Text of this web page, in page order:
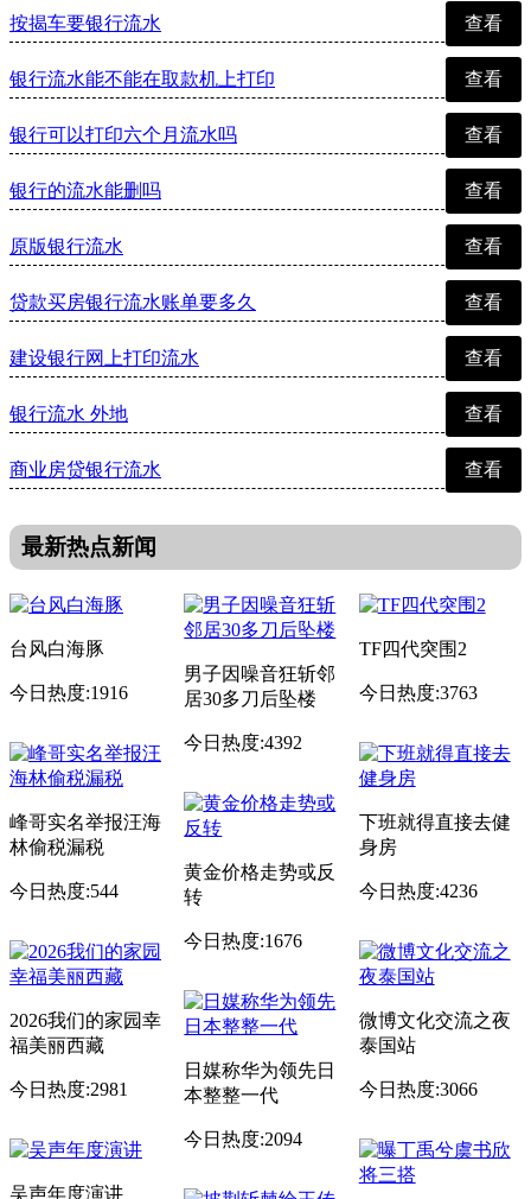
按揭车要银行流水 查看
银行流水能不能在取款机上打印 查看
银行可以打印六个月流水吗 查看
银行的流水能删吗 查看
原版银行流水 查看
贷款买房银行流水账单要多久 查看
建设银行网上打印流水 查看
银行流水 外地 查看
商业房贷银行流水 查看
最新热点新闻
台风白海豚
今日热度:1916
峰哥实名举报汪海
林偷税漏税
今日热度:544
2026我们的家园幸
福美丽西藏
今日热度:2981
吴声年度演讲
男子因噪音狂斩邻
居30多刀后坠楼
今日热度:4392
黄金价格走势或反
转
今日热度:1676
日媒称华为领先日
本整整一代
今日热度:2094
TF四代突围2
今日热度:3763
下班就得直接去健
身房
今日热度:4236
微博文化交流之夜
泰国站
今日热度:3066